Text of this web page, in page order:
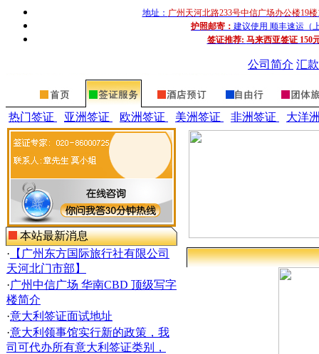
地址： 广州天河北路233号中信广场办公楼19
护照邮寄： 建议使用 顺丰速运（
签证推荐: 马来西亚签证 150
公司简介 汇
热门签证 亚洲签证 欧洲签证 美洲签证 非洲签证 大洋
本站最新消息
· 【广州东方国际旅行社有限公司
天河北门市部】
·广州中信广场 华南CBD 顶级写字
楼简介
·意大利签证面试地址
·意大利领事馆实行新的政策，我
司可代办所有意大利签证类别，